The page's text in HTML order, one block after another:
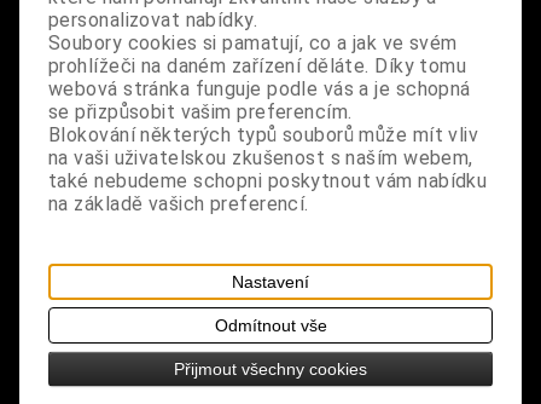
Gotický kabát dámský
dlouhý Medeina
skladem
Velikost:
M L
Punkové šaty dámské
červené s lebkami
Dodání dny:
Velikost:
M
L
personalizovat nabídky.
Soubory cookies si pamatují, co a jak ve svém
prohlížeči na daném zařízení děláte. Díky tomu
webová stránka funguje podle vás a je schopná
se přizpůsobit vašim preferencím.
Blokování některých typů souborů může mít vliv
na vaši uživatelskou zkušenost s naším webem,
také nebudeme schopni poskytnout vám nabídku
na základě vašich preferencí.
Nastavení
Odmítnout vše
Přijmout všechny cookies